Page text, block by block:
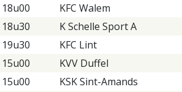
18u00 KFC Walem
18u30 K Schelle Sport A
19u30 KFC Lint
15u00 KVV Duffel
15u00 KSK Sint-Amands